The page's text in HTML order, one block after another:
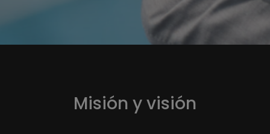
Misión y visión